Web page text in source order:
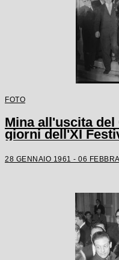
FOTO
Mina all'uscita
giorni dell'XI
28 GENNAIO 1961 - 06